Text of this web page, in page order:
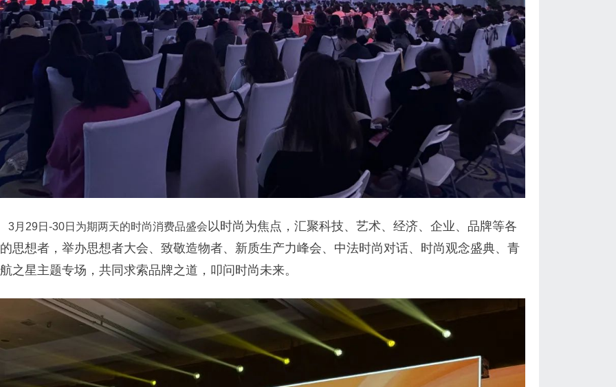
月29日-30日为期两天的时尚消费品盛会 以时尚为焦点，汇聚科技、艺术、经济、企业、品牌等各
思想者，举办思想者大会、致敬造物者、新质生产力峰会、中法时尚对话、时尚观念盛典、青
之星主题专场，共同求索品牌之道，叩问时尚未来。